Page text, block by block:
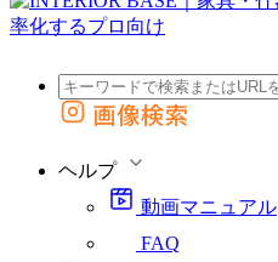
外部サイトの商品をカートに追加
画像検索
ヘルプ
動画マニュアル
FAQ